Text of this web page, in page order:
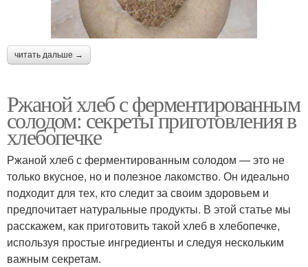
читать дальше →
Ржаной хлеб с ферментированным
солодом: секреты приготовления в
хлебопечке
Ржаной хлеб с ферментированным солодом — это не
только вкусное, но и полезное лакомство. Он идеально
подходит для тех, кто следит за своим здоровьем и
предпочитает натуральные продукты. В этой статье мы
расскажем, как приготовить такой хлеб в хлебопечке,
используя простые ингредиенты и следуя нескольким
важным секретам.